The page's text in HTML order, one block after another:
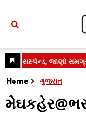
Home ગુજરાત